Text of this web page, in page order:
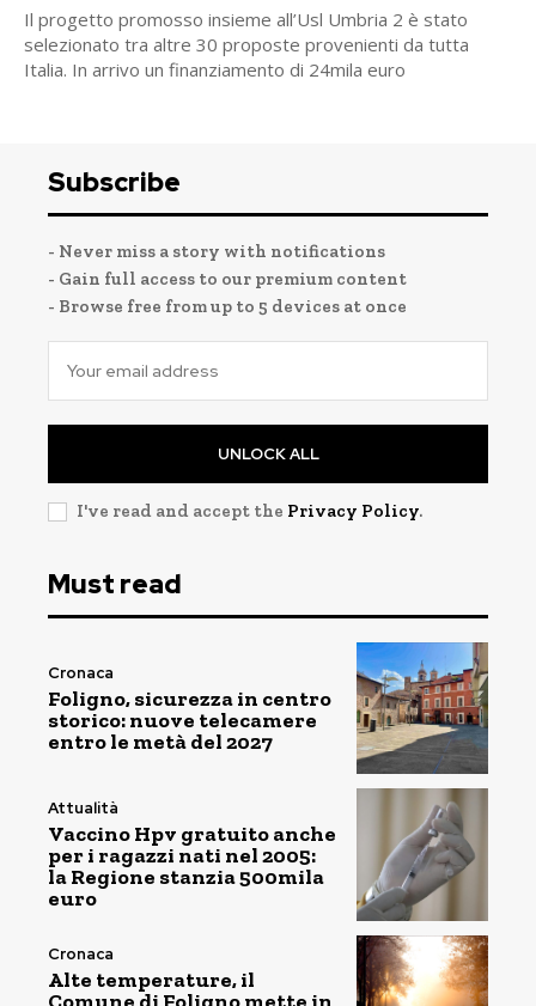
Il progetto promosso insieme all’Usl Umbria 2 è stato
selezionato tra altre 30 proposte provenienti da tutta
Italia. In arrivo un finanziamento di 24mila euro
Subscribe
- Never miss a story with notifications
- Gain full access to our premium content
- Browse free from up to 5 devices at once
UNLOCK ALL
I've read and accept the Privacy Policy.
Must read
Cronaca
Foligno, sicurezza in centro
storico: nuove telecamere
entro le metà del 2027
Attualità
Vaccino Hpv gratuito anche
per i ragazzi nati nel 2005:
la Regione stanzia 500mila
euro
Cronaca
Alte temperature, il